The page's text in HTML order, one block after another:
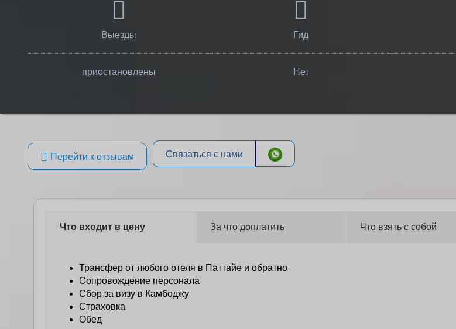
Выезды
приостановлены
Гид
Нет
Перейти к отзывам Связаться с нами
Что входит в цену
Трансфер от любого отеля в Паттайе и обратно
Сопровождение персонала
Сбор за визу в Камбоджу
Страховка
Обед
За что доплатить Что взять с собой